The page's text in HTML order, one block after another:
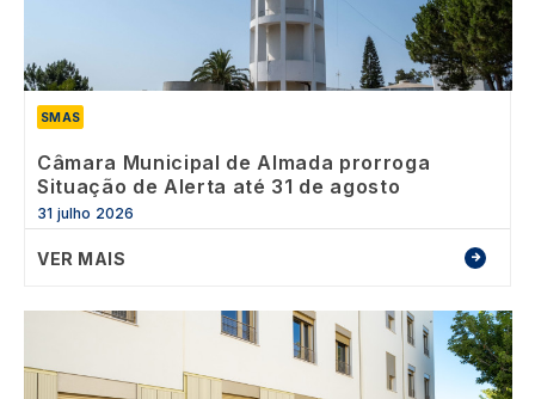
SMAS
Câmara Municipal de Almada prorroga
Situação de Alerta até 31 de agosto
31 julho 2026
VER MAIS